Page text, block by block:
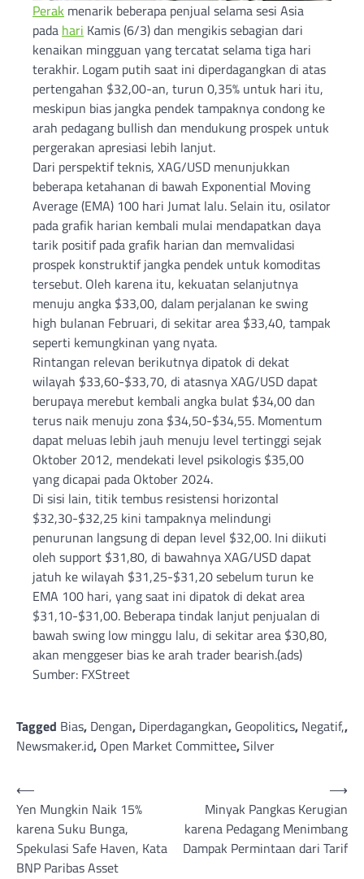
Perak menarik beberapa penjual selama sesi Asia
pada hari Kamis (6/3) dan mengikis sebagian dari
kenaikan mingguan yang tercatat selama tiga hari
terakhir. Logam putih saat ini diperdagangkan di atas
pertengahan $32,00-an, turun 0,35% untuk hari itu,
meskipun bias jangka pendek tampaknya condong ke
arah pedagang bullish dan mendukung prospek untuk
pergerakan apresiasi lebih lanjut.
Dari perspektif teknis, XAG/USD menunjukkan
beberapa ketahanan di bawah Exponential Moving
Average (EMA) 100 hari Jumat lalu. Selain itu, osilator
pada grafik harian kembali mulai mendapatkan daya
tarik positif pada grafik harian dan memvalidasi
prospek konstruktif jangka pendek untuk komoditas
tersebut. Oleh karena itu, kekuatan selanjutnya
menuju angka $33,00, dalam perjalanan ke swing
high bulanan Februari, di sekitar area $33,40, tampak
seperti kemungkinan yang nyata.
Rintangan relevan berikutnya dipatok di dekat
wilayah $33,60-$33,70, di atasnya XAG/USD dapat
berupaya merebut kembali angka bulat $34,00 dan
terus naik menuju zona $34,50-$34,55. Momentum
dapat meluas lebih jauh menuju level tertinggi sejak
Oktober 2012, mendekati level psikologis $35,00
yang dicapai pada Oktober 2024.
Di sisi lain, titik tembus resistensi horizontal
$32,30-$32,25 kini tampaknya melindungi
penurunan langsung di depan level $32,00. Ini diikuti
oleh support $31,80, di bawahnya XAG/USD dapat
jatuh ke wilayah $31,25-$31,20 sebelum turun ke
EMA 100 hari, yang saat ini dipatok di dekat area
$31,10-$31,00. Beberapa tindak lanjut penjualan di
bawah swing low minggu lalu, di sekitar area $30,80,
akan menggeser bias ke arah trader bearish.(ads)
Sumber: FXStreet
Tagged Bias, Dengan, Diperdagangkan, Geopolitics, Negatif,,
Newsmaker.id, Open Market Committee,Silver
Post
navigation
⟵
Yen Mungkin Naik 15%
karena Suku Bunga,
Spekulasi Safe Haven, Kata
BNP Paribas Asset
Minyak Pangkas Kerugian
karena Pedagang Menimbang
Dampak Permintaan dari Tarif
⟶